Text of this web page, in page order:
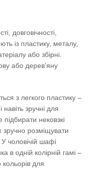
довговічності,
із пластику, металу,
або збірні.
або дерев'яну
з легкого пластику –
зручні для
нековзкі
розміщувати
чоловічій шафі
в одній колірній гамі –
для